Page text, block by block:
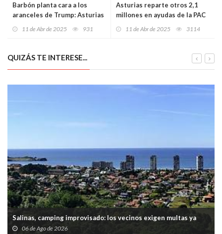
Barbón planta cara a los
aranceles de Trump: Asturias
11 de Abr de 2025 931
Asturias reparte otros 2,1
millones en ayudas de la PAC
11 de Abr de 2025 3114
QUIZÁS TE INTERESE...
Salinas, camping improvisado: los vecinos exigen multas ya
06 de Ago de 2026